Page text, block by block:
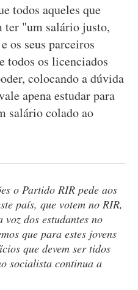
todos aqueles que
ter "um salário justo,
os seus parceiros
todos os licenciados
colocando a dúvida
apena estudar para
salário colado ao
o Partido RIR pede aos
país, que votem no RIR,
voz dos estudantes no
que para estes jovens
que devem ser tidos
socialista continua a